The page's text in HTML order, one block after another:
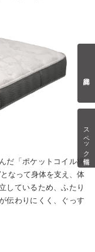
スペック情報
だ「ポケットコイル構
なって身体を支え、体
しているため、ふたり
伝わりにくく、ぐっす